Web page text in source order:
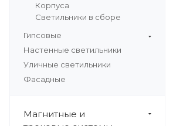
Корпуса
Светильники в сборе
Гипсовые
Настенные светильники
Уличные светильники
Фасадные
Магнитные и